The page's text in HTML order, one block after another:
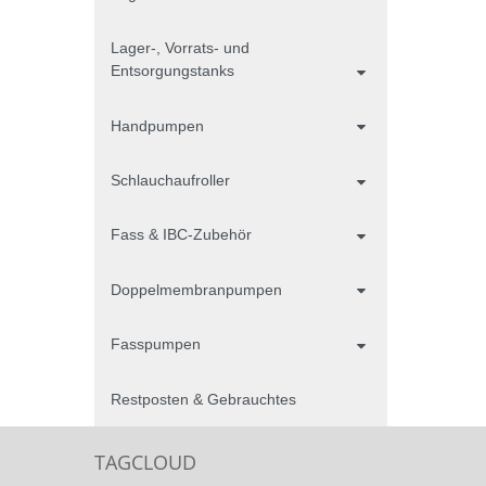
Lager-, Vorrats- und
Entsorgungstanks
Handpumpen
Schlauchaufroller
Fass & IBC-Zubehör
Doppelmembranpumpen
Fasspumpen
Restposten & Gebrauchtes
TAGCLOUD